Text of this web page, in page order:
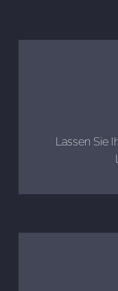
Lassen Sie